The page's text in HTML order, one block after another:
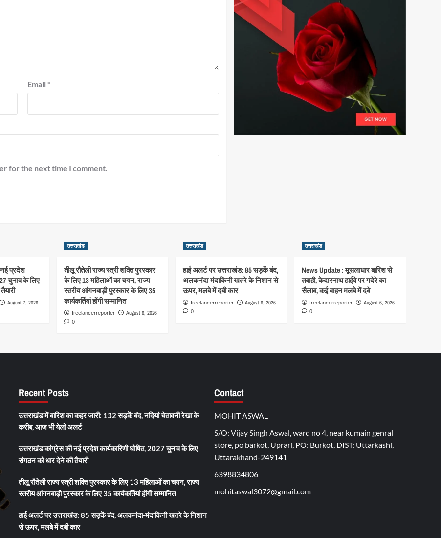
Email *
for the next time I comment.
प्रदेश
चुनाव के लिए
August 7, 2026
उत्तराखंड
तीलू रौतेली राज्य स्त्री शक्ति पुरस्कार
के लिए 13 महिलाओं का चयन, राज्य
स्तरीय आंगनबाड़ी पुरस्कार के लिए 35
कार्यकर्तियां होंगी सम्मानित
freelancerreporter August 6, 2026
0
उत्तराखंड
हाई अलर्ट पर उत्तराखंड: 85 सड़कें बंद,
अलकनंदा-मंदाकिनी खतरे के निशान से
ऊपर, मलबे में दबी कार
freelancerreporter August 6, 2026
0
उत्तराखंड
News Update : मूसलाधार बारिश से
तबाही, केदारनाथ हाईवे पर गदेरे का
सैलाब, कई वाहन मलबे में दबे
freelancerreporter August 6, 2026
0
Recent Posts
उत्तराखंड में बारिश का कहर जारी: 132 सड़कें बंद, नदियां चेतावनी रेखा के
करीब, आज भी येलो अलर्ट
उत्तराखंड कांग्रेस की नई प्रदेश कार्यकारिणी घोषित, 2027 चुनाव के लिए
संगठन को धार देने की तैयारी
तीलू रौतेली राज्य स्त्री शक्ति पुरस्कार के लिए 13 महिलाओं का चयन, राज्य
स्तरीय आंगनबाड़ी पुरस्कार के लिए 35 कार्यकर्तियां होंगी सम्मानित
हाई अलर्ट पर उत्तराखंड: 85 सड़कें बंद, अलकनंदा-मंदाकिनी खतरे के निशान
से ऊपर, मलबे में दबी कार
Contact
MOHIT ASWAL
S/O: Vijay Singh Aswal, ward no 4, near kumain genral
store, po barkot, Uprari, PO: Burkot, DIST: Uttarkashi,
Uttarakhand-249141
6398834806
mohitaswal3072@gmail.com